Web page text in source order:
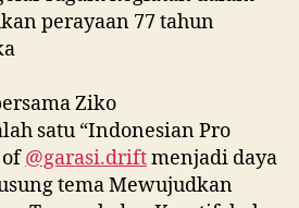
perayaan 77 tahun
Ziko
satu “Indonesian Pro
@garasi.driftmenjadi daya
tema Mewujudkan